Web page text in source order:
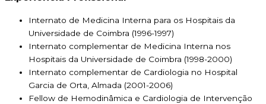
Internato de Medicina Interna para os Hospitais da
Universidade de Coimbra (1996-1997)
Internato complementar de Medicina Interna nos
Hospitais da Universidade de Coimbra (1998-2000)
Internato complementar de Cardiologia no Hospital
Garcia de Orta, Almada (2001-2006)
Fellow de Hemodinâmica e Cardiologia de Intervenção